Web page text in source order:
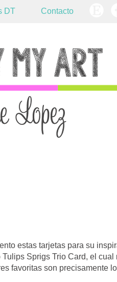
DT Contacto
estas tarjetas para su
Sprigs Trio Card, el
favoritas son precisamente